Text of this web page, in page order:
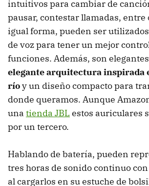
intuitivos para cambiar de
pausar, contestar llamadas, entre
igual forma, pueden ser
de voz para tener un mejor
funciones. Además, son
elegante arquitectura inspirada
ríoy un diseño compacto para
donde queramos. Aunque
una tienda JBL estos auriculares
por un tercero.
Hablando de batería, pueden
tres horas de sonido continuo
al cargarlos en su estuche de